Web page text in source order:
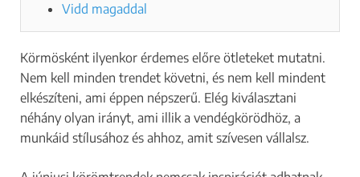
Vidd magaddal
Körmösként ilyenkor érdemes előre ötleteket mutatni.
Nem kell minden trendet követni, és nem kell mindent
elkészíteni, ami éppen népszerű. Elég kiválasztani
néhány olyan irányt, ami illik a vendégkörödhöz, a
munkáid stílusához és ahhoz, amit szívesen vállalsz.